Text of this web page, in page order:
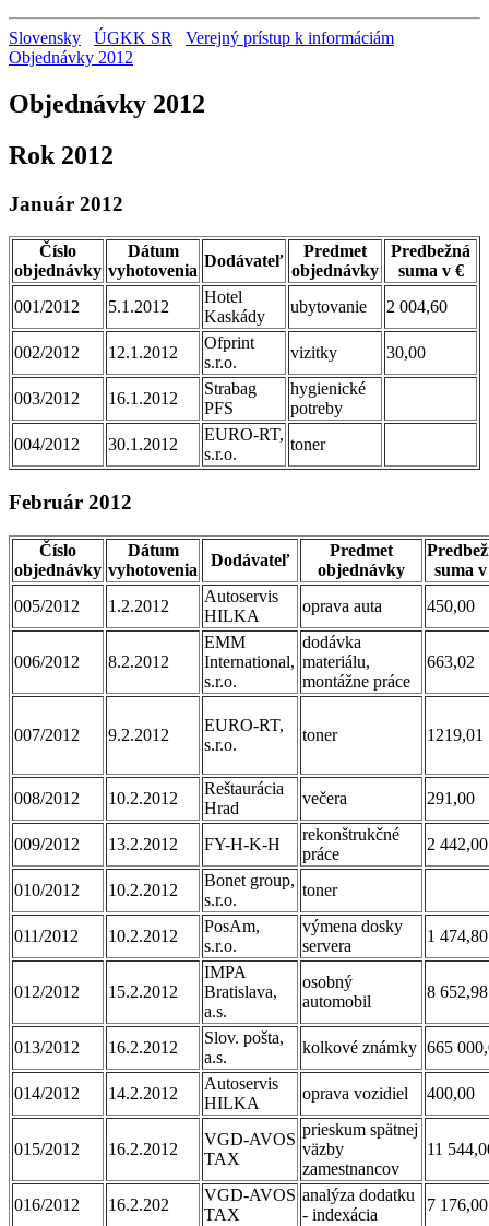
Slovensky ÚGKK SR
Verejný prístup k informáciám
Objednávky 2012
Objednávky 2012
Rok 2012
Január 2012
Číslo
objednávky
Dátum
vyhotovenia
Dodávateľ
Predmet
objednávky
Predbežná
suma v €
001/2012
5.1.2012
Hotel
Kaskády
ubytovanie 2 004,60
002/2012 12.1.2012
Ofprint
s.r.o.
vizitky 30,00
003/2012 16.1.2012
Strabag
PFS
hygienické
potreby
004/2012
30.1.2012
EURO-RT,
s.r.o.
toner
Február 2012
Číslo
objednávky
Dátum
vyhotovenia
Dodávateľ
Predmet
objednávky
suma v
005/2012
1.2.2012
Autoservis
HILKA
oprava auta 450,00
006/2012 8.2.2012
EMM
International,
s.r.o.
dodávka
materiálu,
montážne práce
663,02
007/2012 9.2.2012
EURO-RT,
s.r.o.
toner 1219,01
008/2012 10.2.2012
Reštaurácia
Hrad
večera 291,00
009/2012 13.2.2012 FY-H-K-H
rekonštrukčné
práce
2 442,00
010/2012 10.2.2012
Bonet group,
s.r.o.
toner
011/2012 10.2.2012
PosAm,
s.r.o.
výmena dosky
servera
1 474,80
012/2012 15.2.2012
IMPA
Bratislava,
a.s.
osobný
automobil
8 652,98
013/2012 16.2.2012
Slov. pošta,
a.s.
kolkové známky 665
014/2012 14.2.2012
Autoservis
HILKA
oprava vozidiel 400,00
015/2012 16.2.2012
VGD-AVOS
TAX
prieskum spätnej
väzby
zamestnancov
11
016/2012 16.2.202
VGD-AVOS
TAX
analýza dodatku
- indexácia
7 176,00